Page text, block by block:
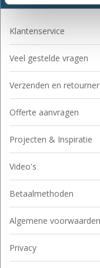
Klantenservice
Veel gestelde vragen
Verzenden en
Offerte aanvragen
Projecten & Inspiratie
Video's
Betaalmethoden
Algemene voorwaarden
Privacy